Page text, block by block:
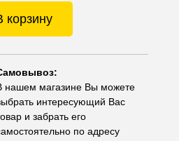
корзину
нашем магазине Вы можете
интересующий Вас
и забрать его
по адресу